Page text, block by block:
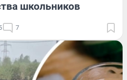
школьников
7